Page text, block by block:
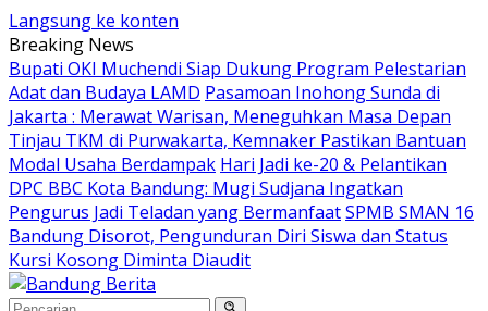
Langsung ke konten
Breaking News
Bupati OKI Muchendi Siap Dukung Program Pelestarian
Adat dan Budaya LAMD Pasamoan Inohong Sunda di
Jakarta : Merawat Warisan, Meneguhkan Masa Depan
Tinjau TKM di Purwakarta, Kemnaker Pastikan Bantuan
Modal Usaha Berdampak Hari Jadi ke-20 & Pelantikan
DPC BBC Kota Bandung: Mugi Sudjana Ingatkan
Pengurus Jadi Teladan yang BermanfaatSPMB SMAN 16
Bandung Disorot, Pengunduran Diri Siswa dan Status
Kursi Kosong Diminta Diaudit